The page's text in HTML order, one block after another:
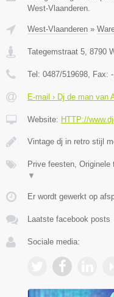
West-Vlaanderen.
West-Vlaanderen »
Tategemstraat 5, 8790
Tel: 0487/519698, Fax: -
E-mail › Dj de man van
Website: HTTP://
Vintage dj in retro stijl
Prive feesten, Originele
▼
Er wordt gewerkt op
Laatste facebook posts
Sociale media: